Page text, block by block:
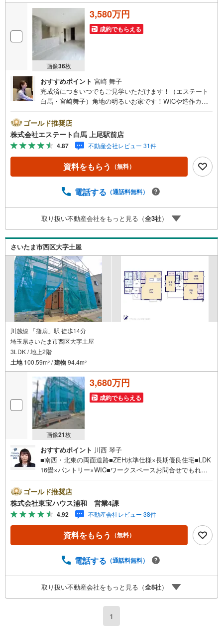
画像36枚
3,580万円
成約でもらえる
おすすめポイント 宮崎 舞子
完成済につきいつでもご見学いただけます！（エステート
白馬・宮崎舞子）角地の明るいお家です！WICや造作カウ
な間取。駐車2台可能、前面道路6m以上も◯＜エステート
白馬 上尾駅前店を選ぶ5つのポイント＞1.JR高崎線「上尾
駅」から徒歩1分駅前の「イトーヨーカドー上尾駅前店」内
に立地。2.無料駐車場完備のお店立体駐車場は全480台収容
可。駐車場完備してます。3.大型キッズスペース当店自慢
のキッズスペースをぜひご覧ください。店内におむつ替え
伝い営業時間:10時～20時まで。スピードある対応が自慢の
的なファイナンシャルプランナーと無料相談。ローン返済
について、老後や学費等も含めたシミュレーションをご提
案できます。マルエツへ徒歩8分、お買い物が便利な立地で
す。（自己紹介）「出会いを大切に」優しく丁寧なサービ
スを心がけております。お気軽にお問合せ下さい
ゴールド推奨店
株式会社エステート白馬 上尾駅前店
4.87 不動産会社レビュー 31件
資料をもらう （無料）
電話する （通話料無料）
取り扱い不動産会社をもっと見る（全3社）
さいたま市西区大字土屋
川越線 「指扇」駅 徒歩14分
埼玉県さいたま市西区大字土屋
3LDK / 地上2階
土地100.59m2 /建物94.4m2
画像21枚
3,680万円
成約でもらえる
おすすめポイント 川西 琴子
■南西・北東の両面道路■ZEH水準仕様×長期優良住宅■LDK
16畳×パントリー×WIC■ワークスペースお問合せでもれな
（年中無休）こちらの時間帯はお電話でのお問い合わせが
スムーズにご案内できますぜひお気軽にご連絡下さい！東
宝ハウスライフソリューションズグループ 東宝ハウス浦
和 特別提携金利〔一例〕東宝ハウス浦和の住宅ローン■変
動金利全期間引下げプラン⇒住宅ローン金利優遇割の最大
適用《0.89％》と某信用金庫金利1.275％の比較借入金4000
実行分まで（審査・要件があります）◇TOHO HOUSE CL
が直接ご対応ライフプランニング、かけつけサポート、Clu
b Offプレミアムなど多彩なサービスがございます
ゴールド推奨店
株式会社東宝ハウス浦和 営業4課
4.92 不動産会社レビュー 38件
資料をもらう （無料）
電話する （通話料無料）
取り扱い不動産会社をもっと見る（全8社）
1